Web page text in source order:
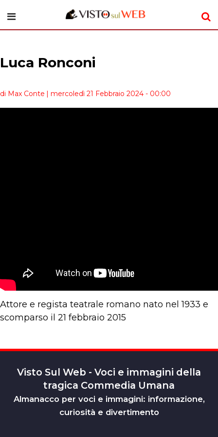
Luca Ronconi
di Max Conte | mercoledì 21 Febbraio 2024 - 00:00
Attore e regista teatrale romano nato nel 1933 e
scomparso il 21 febbraio 2015
Visto Sul Web - Voci e immagini della
tragica Commedia Umana
Almanacco per voci e immagini: informazione,
curiosità e divertimento